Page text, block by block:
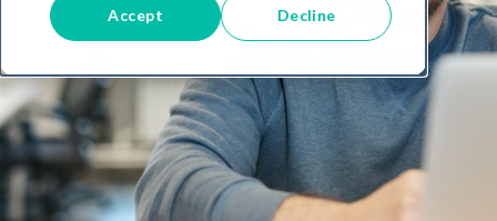
Accept Decline